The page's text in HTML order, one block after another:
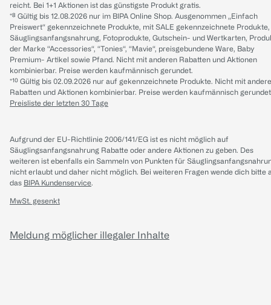
reicht. Bei 1+1 Aktionen ist das günstigste Produkt gratis.
*⁸ Gültig bis 12.08.2026 nur im BIPA Online Shop. Ausgenommen „Einfach
Preiswert“ gekennzeichnete Produkte, mit SALE gekennzeichnete Produkte,
Säuglingsanfangsnahrung, Fotoprodukte, Gutschein- und Wertkarten,
der Marke “Accessories“, “Tonies“, “Mavie“, preisgebundene Ware, Baby
Premium- Artikel sowie Pfand. Nicht mit anderen Rabatten und Aktionen
kombinierbar. Preise werden kaufmännisch gerundet.
*¹⁰ Gültig bis 02.09.2026 nur auf gekennzeichnete Produkte. Nicht mit
Rabatten und Aktionen kombinierbar. Preise werden kaufmännisch
Preisliste der letzten 30 Tage
Aufgrund der EU-Richtlinie 2006/141/EG ist es nicht möglich auf
Säuglingsanfangsnahrung Rabatte oder andere Aktionen zu geben. Des
weiteren ist ebenfalls ein Sammeln von Punkten für
nicht erlaubt und daher nicht möglich. Bei weiteren Fragen wende dich bitte
das BIPA Kundenservice.
MwSt. gesenkt
Meldung möglicher illegaler Inhalte